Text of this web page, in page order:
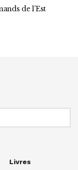
de l’Est
Livres